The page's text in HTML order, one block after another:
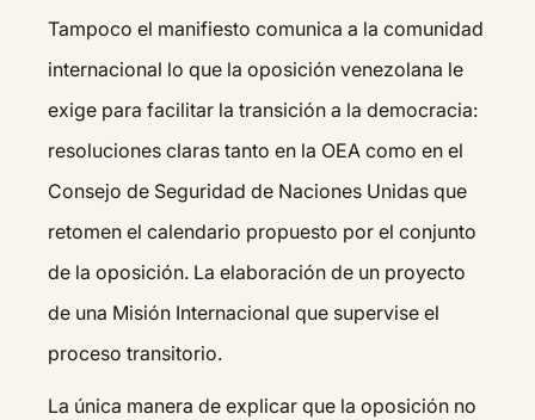
Tampoco el manifiesto comunica a la comunidad
internacional lo que la oposición venezolana le
exige para facilitar la transición a la democracia:
resoluciones claras tanto en la OEA como en el
Consejo de Seguridad de Naciones Unidas que
retomen el calendario propuesto por el conjunto
de la oposición. La elaboración de un proyecto
de una Misión Internacional que supervise el
proceso transitorio.
La única manera de explicar que la oposición no